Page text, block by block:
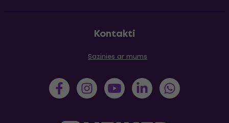
Kontakti
Sazinies ar mums